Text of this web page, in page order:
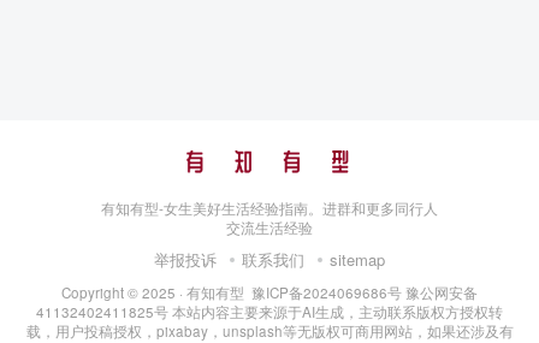
有知有型-女生美好生活经验指南。进群和更多同行人
交流生活经验
举报投诉 联系我们 sitemap
Copyright © 2025 · 有知有型 豫ICP备2024069686号 豫公网安备
41132402411825号本站内容主要来源于AI生成，主动联系版权方授权转
载，用户投稿授权，pixabay，unsplash等无版权可商用网站，如果还涉及有